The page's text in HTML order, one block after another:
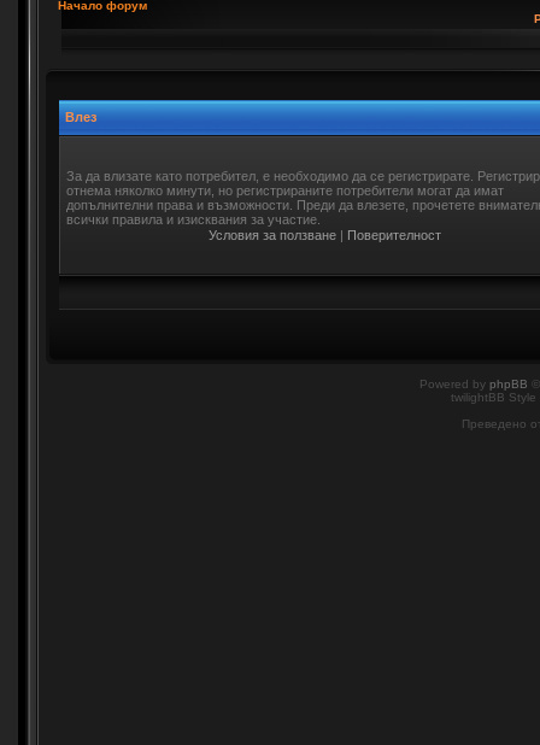
Начало форум
Влез
За да влизате като потребител, е необходимо да се регистрирате.
отнема няколко минути, но регистрираните потребители могат да имат
допълнителни права и възможности. Преди да влезете, прочетете
всички правила и изисквания за участие.
Условия за ползване | Поверителност
Powered by phpBB
twilightBB
Преведено